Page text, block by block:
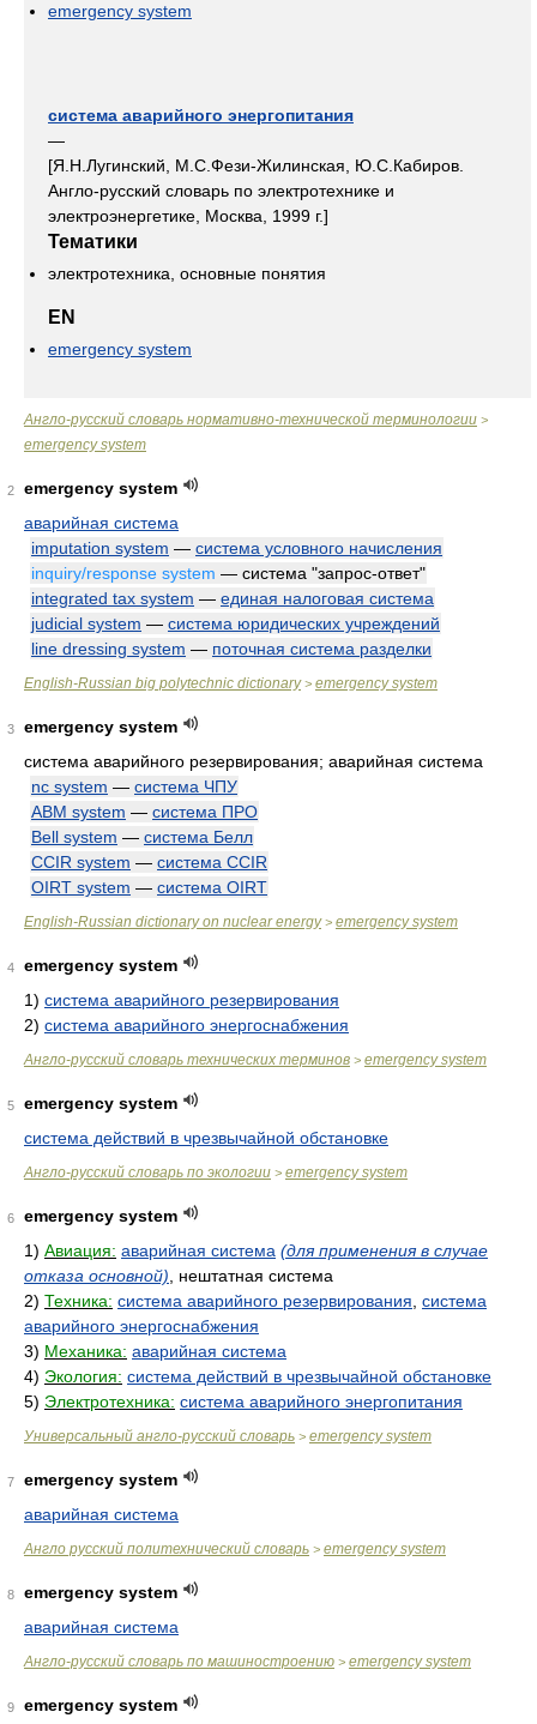
emergency system
система аварийного энергопитания
—
[Я.Н.Лугинский, М.С.Фези-Жилинская, Ю.С.Кабиров.
Англо-русский словарь по электротехнике и
электроэнергетике, Москва, 1999 г.]
Тематики
электротехника, основные понятия
EN
emergency system
Англо-русский словарь нормативно-технической терминологии >
emergency system
2
emergency system
аварийная система
imputation system — система условного начисления
inquiry/response system — система "запрос-ответ"
integrated tax system — единая налоговая система
judicial system — система юридических учреждений
line dressing system — поточная система разделки
English-Russian big polytechnic dictionary> emergency system
3
emergency system
система аварийного резервирования; аварийная система
nc system — система ЧПУ
ABM system — система ПРО
Bell system — система Белл
CCIR system — система CCIR
OIRT system — система OIRT
English-Russian dictionary on nuclear energy> emergency system
4
emergency system
1) система аварийного резервирования
2) система аварийного энергоснабжения
Англо-русский словарь технических терминов > emergency system
5
emergency system
система действий в чрезвычайной обстановке
Англо-русский словарь по экологии > emergency system
6
emergency system
1) Авиация: аварийная система (для применения в случае
отказа основной) , нештатная система
2) Техника: система аварийного резервирования система
аварийного энергоснабжения
3) Механика: аварийная система
4) Экология: система действий в чрезвычайной обстановке
5) Электротехника: система аварийного энергопитания
Универсальный англо-русский словарь > emergency system
7
emergency system
аварийная система
Англо русский политехнический словарь > emergency system
8
emergency system
аварийная система
Англо-русский словарь по машиностроению > emergency system
9
emergency system